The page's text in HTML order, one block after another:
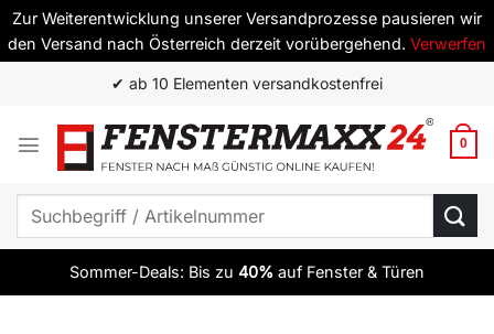
Zur Weiterentwicklung unserer Versandprozesse pausieren wir
den Versand nach Österreich derzeit vorübergehend. Verwerfen
springen
✔ ab 10 Elementen versandkostenfrei
0
Suchen
Sommer-Deals: Bis zu 40% auf Fenster & Türen